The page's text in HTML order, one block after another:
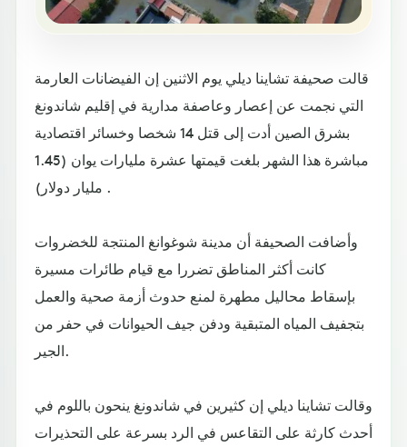
قالت صحيفة تشاينا ديلي يوم الاثنين إن الفيضانات العارمة
التي نجمت عن إعصار وعاصفة مدارية في إقليم شاندونغ
بشرق الصين أدت إلى قتل 14 شخصا وخسائر اقتصادية
مباشرة هذا الشهر بلغت قيمتها عشرة مليارات يوان (1.45
مليار دولار) .
وأضافت الصحيفة أن مدينة شوغوانغ المنتجة للخضروات
كانت أكثر المناطق تضررا مع قيام طائرات مسيرة
بإسقاط محاليل مطهرة لمنع حدوث أزمة صحية والعمل
بتجفيف المياه المتبقية ودفن جيف الحيوانات في حفر من
الجير.
وقالت تشاينا ديلي إن كثيرين في شاندونغ ينحون باللوم في
أحدث كارثة على التقاعس في الرد بسرعة على التحذيرات